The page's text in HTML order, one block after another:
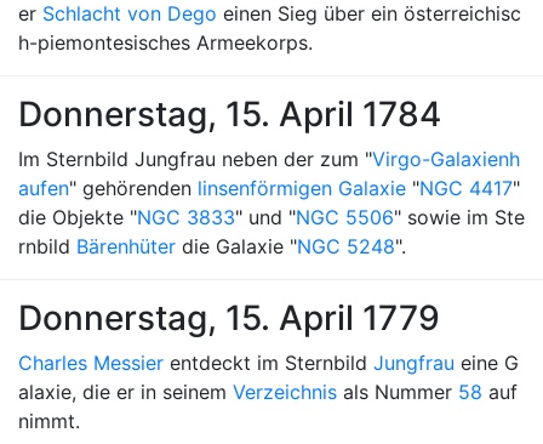
er Schlacht von Dego einen Sieg über ein österreichisc
h-piemontesisches Armeekorps.
Donnerstag, 15. April 1784
Im Sternbild Jungfrau neben der zum "Virgo-Galaxienh
aufen" gehörenden linsenförmigen Galaxie "NGC 4417"
die Objekte "NGC 3833" und "NGC 5506" sowie im Ste
rnbild Bärenhüter die Galaxie "NGC 5248".
Donnerstag, 15. April 1779
Charles Messier entdeckt im Sternbild Jungfrau eine G
alaxie, die er in seinem Verzeichnis als Nummer 58 auf
nimmt.